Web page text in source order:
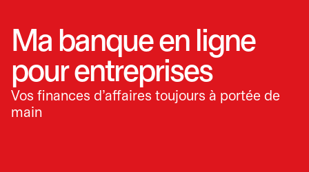
Ma banque en ligne
pour entreprises
Vos finances d’affaires toujours à portée de
main